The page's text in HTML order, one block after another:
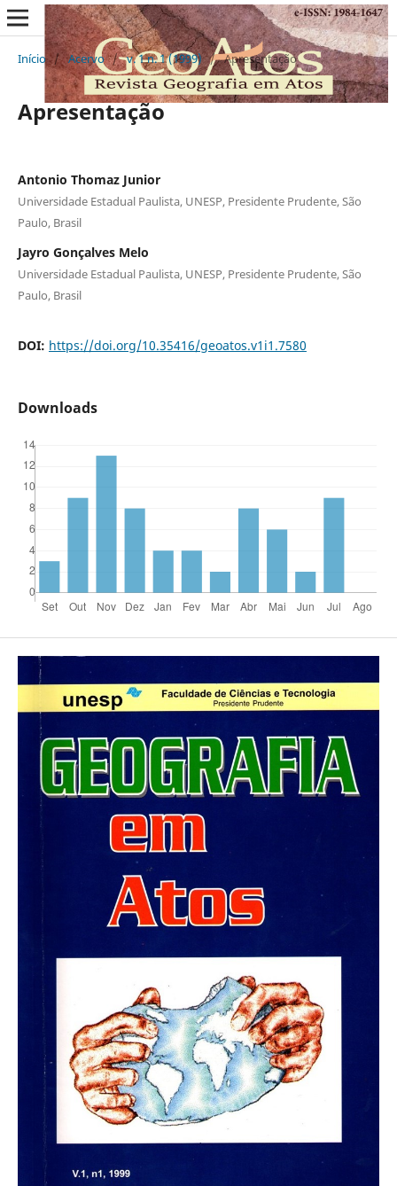
Início / Acervo / v. 1 n. 1 (1999) / Apresentação
Apresentação
Antonio Thomaz Junior
Universidade Estadual Paulista, UNESP, Presidente Prudente, São
Paulo, Brasil
Jayro Gonçalves Melo
Universidade Estadual Paulista, UNESP, Presidente Prudente, São
Paulo, Brasil
DOI: https://doi.org/10.35416/geoatos.v1i1.7580
Downloads